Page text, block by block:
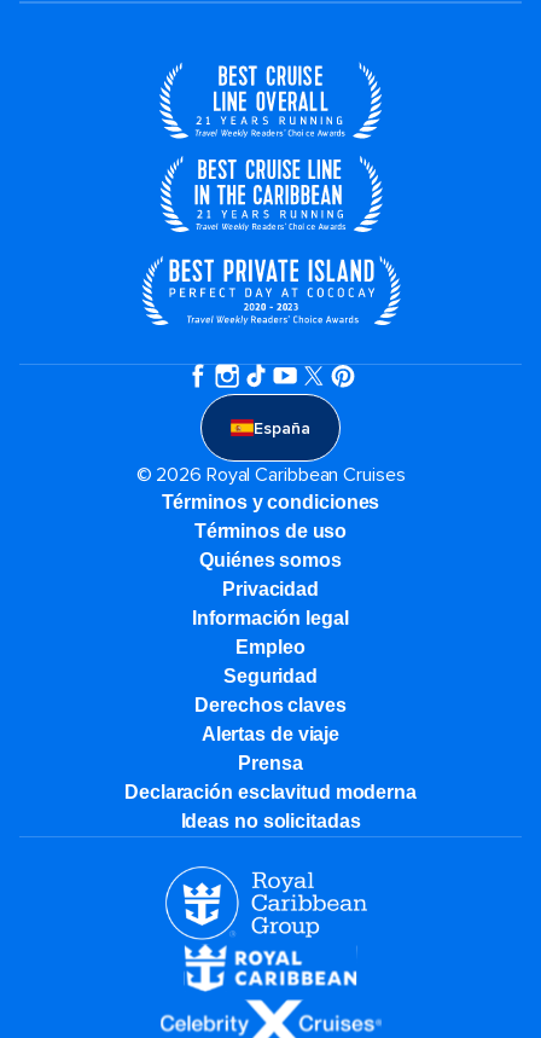
España
© 2026 Royal Caribbean Cruises
Términos y condiciones
Términos de uso
Quiénes somos
Privacidad
Información legal
Empleo
Seguridad
Derechos claves
Alertas de viaje
Prensa
Declaración esclavitud moderna
Ideas no solicitadas